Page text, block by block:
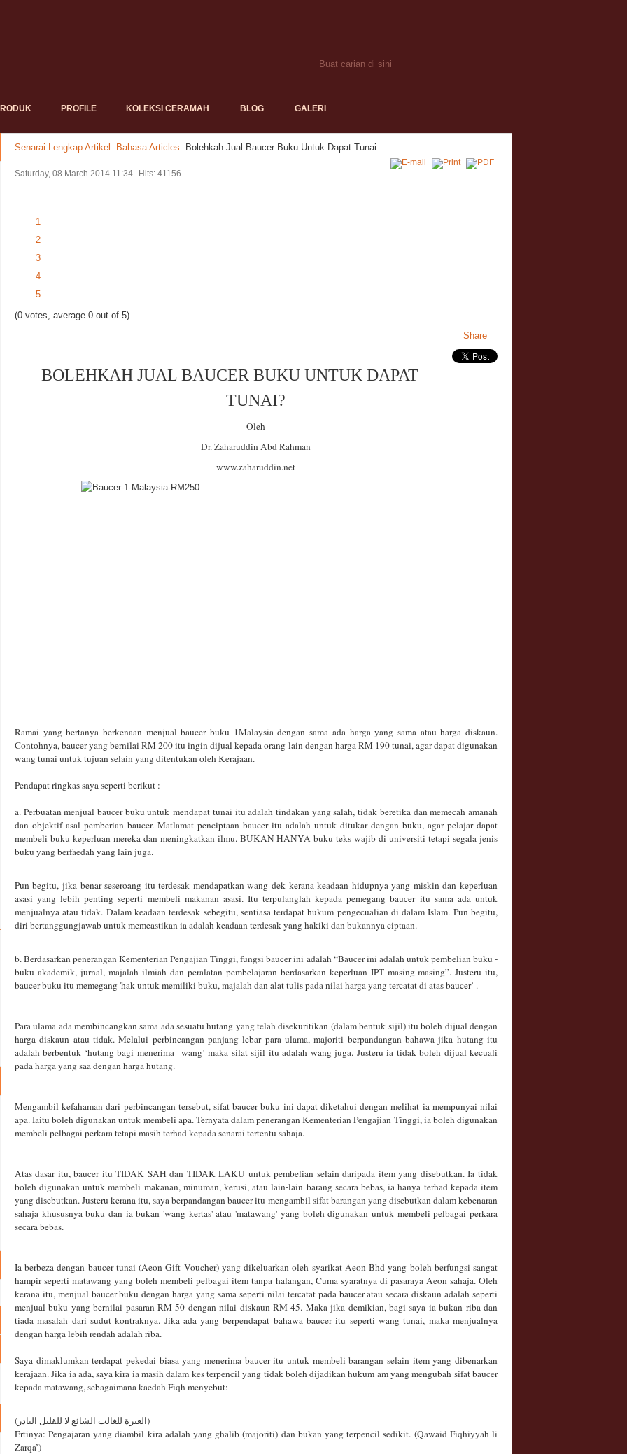
PROFILE KOLEKSI CERAMAH BLOG GALERI
Senarai Lengkap Artikel Bahasa Articles Bolehkah Jual Baucer Buku Untuk Dapat Tunai
Saturday, 08 March 2014 11:34 Hits: 41156
1
2
3
4
5
(0 votes, average 0 out of 5)
Share
BOLEHKAH JUAL BAUCER BUKU UNTUK DAPAT
TUNAI?
Oleh
Dr. Zaharuddin Abd Rahman
www.zaharuddin.net
Ramai yang bertanya berkenaan menjual baucer buku 1Malaysia dengan sama ada harga yang sama atau harga diskaun.
Contohnya, baucer yang bernilai RM 200 itu ingin dijual kepada orang lain dengan harga RM 190 tunai, agar dapat digunakan
wang tunai untuk tujuan selain yang ditentukan oleh Kerajaan.
Pendapat ringkas saya seperti berikut :
a. Perbuatan menjual baucer buku untuk mendapat tunai itu adalah tindakan yang salah, tidak beretika dan memecah amanah
dan objektif asal pemberian baucer. Matlamat penciptaan baucer itu adalah untuk ditukar dengan buku, agar pelajar dapat
membeli buku keperluan mereka dan meningkatkan ilmu. BUKAN HANYA buku teks wajib di universiti tetapi segala jenis
buku yang berfaedah yang lain juga.
Pun begitu, jika benar seseroang itu terdesak mendapatkan wang dek kerana keadaan hidupnya yang miskin dan keperluan
asasi yang lebih penting seperti membeli makanan asasi. Itu terpulanglah kepada pemegang baucer itu sama ada untuk
menjualnya atau tidak. Dalam keadaan terdesak sebegitu, sentiasa terdapat hukum pengecualian di dalam Islam. Pun begitu,
diri bertanggungjawab untuk memeastikan ia adalah keadaan terdesak yang hakiki dan bukannya ciptaan.
b. Berdasarkan penerangan Kementerian Pengajian Tinggi, fungsi baucer ini adalah “Baucer ini adalah untuk pembelian buku -
buku akademik, jurnal, majalah ilmiah dan peralatan pembelajaran berdasarkan keperluan IPT masing-masing”. Justeru itu,
baucer buku itu memegang 'hak untuk memiliki buku, majalah dan alat tulis pada nilai harga yang tercatat di atas baucer’ .
Para ulama ada membincangkan sama ada sesuatu hutang yang telah disekuritikan (dalam bentuk sijil) itu boleh dijual dengan
harga diskaun atau tidak. Melalui perbincangan panjang lebar para ulama, majoriti berpandangan bahawa jika hutang itu
adalah berbentuk ‘hutang bagi menerima wang’ maka sifat sijil itu adalah wang juga. Justeru ia tidak boleh dijual kecuali
pada harga yang saa dengan harga hutang.
Mengambil kefahaman dari perbincangan tersebut, sifat baucer buku ini dapat diketahui dengan melihat ia mempunyai nilai
apa. Iaitu boleh digunakan untuk membeli apa. Ternyata dalam penerangan Kementerian Pengajian Tinggi, ia boleh digunakan
membeli pelbagai perkara tetapi masih terhad kepada senarai tertentu sahaja.
Atas dasar itu, baucer itu TIDAK SAH dan TIDAK LAKU untuk pembelian selain daripada item yang disebutkan. Ia tidak
boleh digunakan untuk membeli makanan, minuman, kerusi, atau lain-lain barang secara bebas, ia hanya terhad kepada item
yang disebutkan. Justeru kerana itu, saya berpandangan baucer itu mengambil sifat barangan yang disebutkan dalam kebenaran
sahaja khususnya buku dan ia bukan 'wang kertas' atau 'matawang' yang boleh digunakan untuk membeli pelbagai perkara
secara bebas.
Ia berbeza dengan baucer tunai (Aeon Gift Voucher) yang dikeluarkan oleh syarikat Aeon Bhd yang boleh berfungsi sangat
hampir seperti matawang yang boleh membeli pelbagai item tanpa halangan, Cuma syaratnya di pasaraya Aeon sahaja. Oleh
kerana itu, menjual baucer buku dengan harga yang sama seperti nilai tercatat pada baucer atau secara diskaun adalah seperti
menjual buku yang bernilai pasaran RM 50 dengan nilai diskaun RM 45. Maka jika demikian, bagi saya ia bukan riba dan
tiada masalah dari sudut kontraknya. Jika ada yang berpendapat bahawa baucer itu seperti wang tunai, maka menjualnya
dengan harga lebih rendah adalah riba.
Saya dimaklumkan terdapat pekedai biasa yang menerima baucer itu untuk membeli barangan selain item yang dibenarkan
kerajaan. Jika ia ada, saya kira ia masih dalam kes terpencil yang tidak boleh dijadikan hukum am yang mengubah sifat baucer
kepada matawang, sebagaimana kaedah Fiqh menyebut:
(العبرة للغالب الشائع لا للقليل النادر)
Ertinya: Pengajaran yang diambil kira adalah yang ghalib (majoriti) dan bukan yang terpencil sedikit. (Qawaid Fiqhiyyah li
Zarqa’)